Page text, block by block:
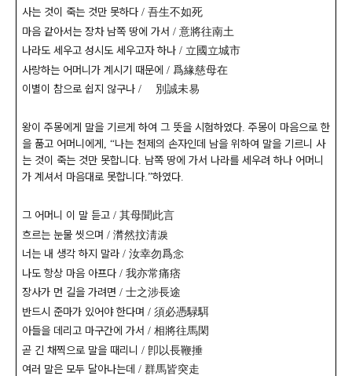
사는 것이 죽는 것만 못하다 / 吾生不如死
마음 같아서는 장차 남쪽 땅에 가서 / 意將往南土
나라도 세우고 성시도 세우고자 하나 / 立國立城市
사랑하는 어머니가 계시기 때문에 / 爲緣慈母在
이별이 참으로 쉽지 않구나 / 離別誠未易
왕이 주몽에게 말을 기르게 하여 그 뜻을 시험하였다. 주몽이 마음으로 한
을 품고 어머니에게 , “나는 천제의 손자인데 남을 위하여 말을 기르니 사
는 것이 죽는 것만 못합니다. 남쪽 땅에 가서 나라를 세우려 하나 어머니
가 계셔서 마음대로 못합니다.”하였다.
그 어머니 이 말 듣고 / 其母聞此言
흐르는 눈물 씻으며 / 潸然抆淸淚
너는 내 생각 하지 말라 / 汝幸勿爲念
나도 항상 마음 아프다 / 我亦常痛痞
장사가 먼 길을 가려면 / 士之涉長途
반드시 준마가 있어야 한다며 / 須必憑騄駬
아들을 데리고 마구간에 가서 / 相將往馬閑
곧 긴 채찍으로 말을 때리니 / 卽以長鞭捶
여러 말은 모두 달아나는데 / 群馬皆突走